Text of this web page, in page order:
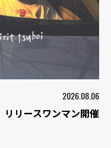
2026.08.06
リリースワンマン開催